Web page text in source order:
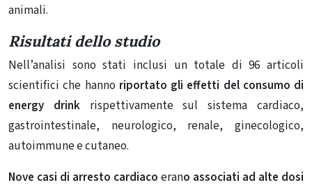
animali.
Risultati dello studio
Nell’analisi sono stati inclusi un totale di 96 articoli
scientifici che hanno riportato gli effetti del consumo di
energy drink rispettivamente sul sistema cardiaco,
gastrointestinale, neurologico, renale, ginecologico,
autoimmune e cutaneo.
Nove casi di arresto cardiaco erano associati ad alte dosi